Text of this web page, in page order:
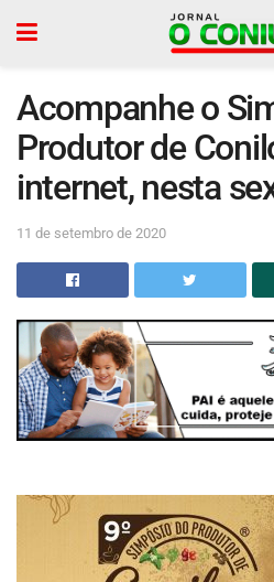
Acompanhe o
Produtor de
internet, nesta
11 de setembro de 2020